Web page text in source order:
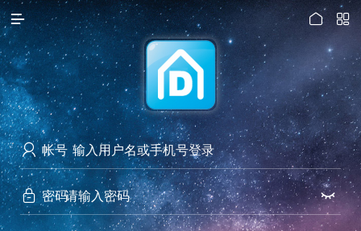

访问电脑版
 

 帐号
 密码 